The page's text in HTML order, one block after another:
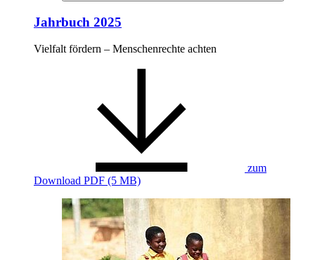
Jahrbuch 2025
Vielfalt fördern – Menschenrechte achten
zum
Download PDF (5 MB)